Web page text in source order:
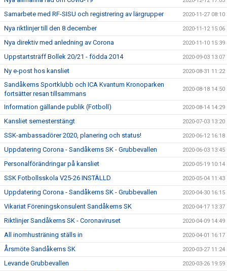
Samarbete med RF-SISU och registrering av lärgrupper 2020-11-27 08:10
Nya riktlinjer till den 8 december 2020-11-12 15:06
Nya direktiv med anledning av Corona 2020-11-10 15:39
Uppstartsträff Bollek 20/21 - födda 2014 2020-09-03 13:07
Ny e-post hos kansliet 2020-08-31 11:22
Sandåkerns Sportklubb och ICA Kvantum Kronoparken
fortsätter resan tillsammans
2020-08-18 14:50
Information gällande publik (Fotboll) 2020-08-14 14:29
Kansliet semesterstängt 2020-07-03 13:20
SSK-ambassadörer 2020, planering och status! 2020-06-12 16:18
Uppdatering Corona - Sandåkerns SK - Grubbevallen 2020-06-03 13:45
Personalförändringar på kansliet 2020-05-19 10:14
SSK Fotbollsskola V25-26 INSTÄLLD 2020-05-04 11:43
Uppdatering Corona - Sandåkerns SK - Grubbevallen 2020-04-30 16:15
Vikariat Föreningskonsulent Sandåkerns SK 2020-04-17 13:37
Riktlinjer Sandåkerns SK - Coronaviruset 2020-04-09 14:49
All inomhusträning ställs in 2020-04-01 16:17
Årsmöte Sandåkerns SK 2020-03-27 11:24
Levande Grubbevallen 2020-03-26 19:59